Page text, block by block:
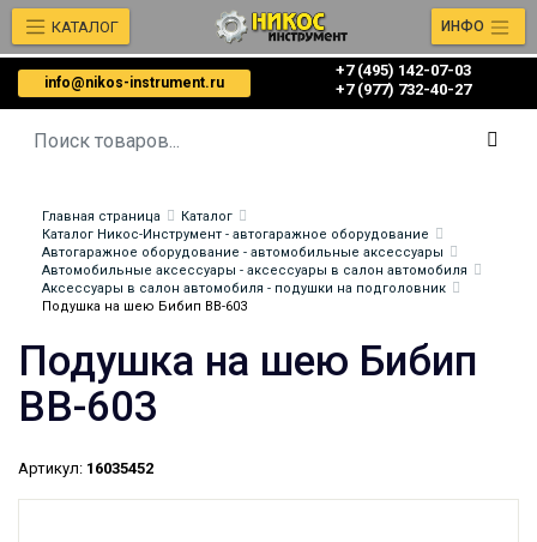
info@nikos-instrument.ru
+7 (495) 142-07-03
‎‎+7 (977) 732-40-27
КАТАЛОГ ИНФО
Главная страница
Каталог
Каталог Никос-Инструмент - автогаражное оборудование
Автогаражное оборудование - автомобильные аксессуары
Автомобильные аксессуары - аксессуары в салон автомобиля
Аксессуары в салон автомобиля - подушки на подголовник
Подушка на шею Бибип BB-603
Подушка на шею Бибип
BB-603
Артикул: 16035452